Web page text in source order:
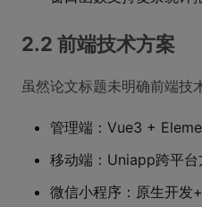
2.2 前端技术方案
虽然论文标题未明确前端技
管理端：Vue3 +
移动端：Uniapp跨平台
微信小程序：原生开发